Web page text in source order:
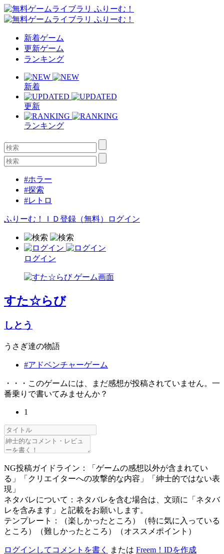
新着ゲーム
更新ゲーム
ランキング
新着
更新
ランキング
#ホラー
#探索
#レトロ
ふりーむ！ＩＤ登録（無料） ログイン
ログイン
すた☆らび
しとう
うさぎ達の物語
#アドベンチャーゲーム
・・・このゲームには、まだ感想が投稿されていません。一
番乗りで書いてみませんか？
1
NG投稿ガイドライン：「ゲームの感想以外が含まれてい
る」「クリエイターへの攻撃的な内容」「紳士的ではない表
現」
ネタバレについて：ネタバレを含む場合は、文頭に「ネタバ
レを含みます」と記載をお願いします。
テンプレート：（楽しかったところ）（特に気に入っている
ところ）（難しかったところ）（オススメポイント）
ログインしてコメントを書く または Freem！IDを作成